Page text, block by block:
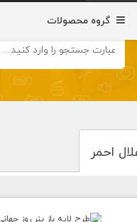
گروه محصولات
احمر